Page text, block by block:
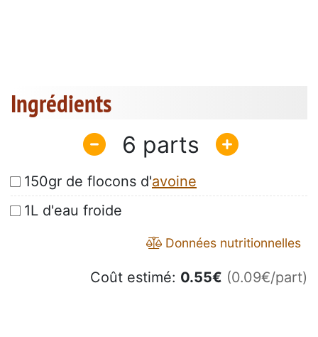
Ingrédients
6
150gr de flocons d'avoine
1L d'eau froide
Données nutritionnelles
Coût estimé: 0.55€ (0.09€/part)